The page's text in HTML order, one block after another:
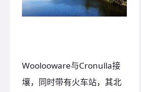
Woolooware与Cronulla接
壤，同时带有火车站，其北